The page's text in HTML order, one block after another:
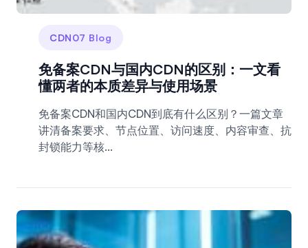
CDN07 Blog
免备案CDN与国内CDN的区别：一文看
懂两者的本质差异与使用场景
免备案CDN和国内CDN到底有什么区别？一篇文章
讲清备案要求、节点位置、访问速度、内容审查、抗
封锁能力等核...